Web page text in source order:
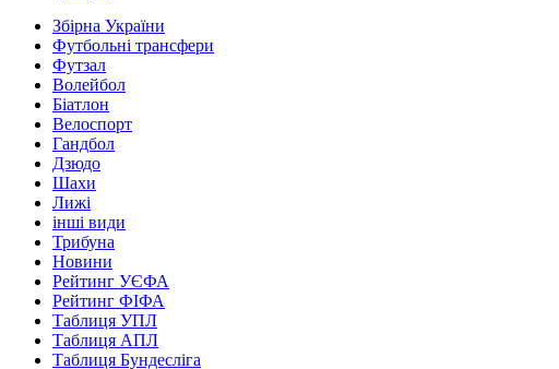
Збірна України
Футбольні трансфери
Футзал
Волейбол
Біатлон
Велоспорт
Гандбол
Дзюдо
Шахи
Лижі
інші види
Трибуна
Новини
Рейтинг УЄФА
Рейтинг ФІФА
Таблиця УПЛ
Таблиця АПЛ
Таблиця Бундесліга